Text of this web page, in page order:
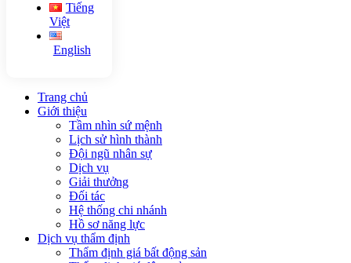
Tiếng
Việt
English
Trang chủ
Giới thiệu
Tầm nhìn sứ mệnh
Lịch sử hình thành
Đội ngũ nhân sự
Dịch vụ
Giải thưởng
Đối tác
Hệ thống chi nhánh
Hồ sơ năng lực
Dịch vụ thẩm định
Thẩm định giá bất động sản